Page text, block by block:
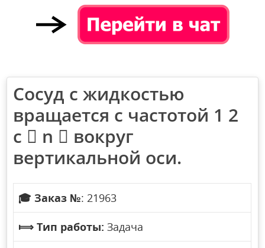
Сосуд с жидкостью
вращается с частотой 1 2
с  n  вокруг
вертикальной оси.
🎓 Заказ №: 21963
⟾ Тип работы: Задача